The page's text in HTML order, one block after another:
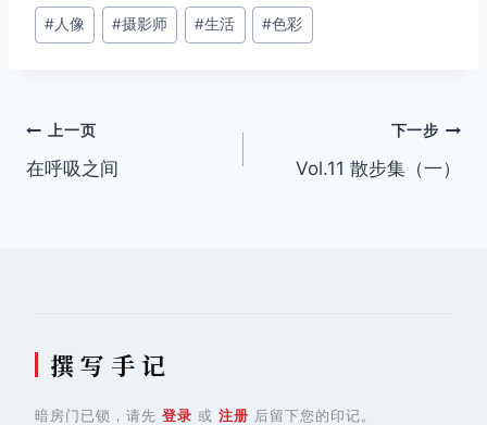
文
章
#人像 #摄影师 #生活 #色彩
文
章
上一页
在呼吸之间
下一步
Vol.11 散步集（一）
撰 写 手 记
暗房门已锁，请先 登录 或 注册 后留下您的印记。